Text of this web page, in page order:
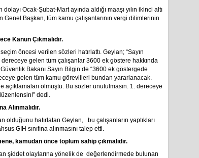
Ocak-Şubat-Mart ayında aldığı maaşı yılın ikinci altı
Başkan, tüm kamu çalışanlarının vergi dilimlerinin
Kanun Çıkmalıdır.
öncesi verilen sözleri hatırlattı. Geylan; “Sayın
gelen tüm çalışanlar 3600 ek göstere hakkında
Bakanı Sayın Bilgin de “3600 ek göstergede
gelen tüm kamu görevlileri bundan yararlanacak.
açıklamaları olmuştu. Bu sözler unutulmasın. 1. dereceye
dedi.
Alınmalıdır.
olduğunu hatırlatan Geylan, bu çalışanların yaptıkları
GIH sınıfına alınmasını talep etti.
kamudan önce toplum sahip çıkmalıdır.
şiddet olaylarına yönelik de değerlendirmede bulunan